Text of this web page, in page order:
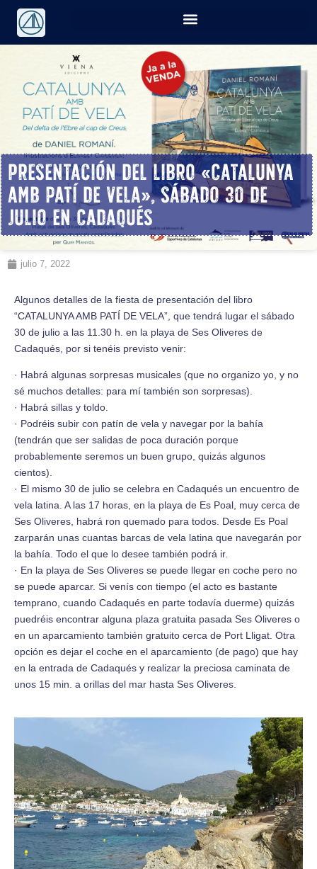
Presentación del libro «Catalunya
amb patí de vela», sábado 30 de
Julio en Cadaqués
julio 7, 2022
Algunos detalles de la fiesta de presentación del libro
“CATALUNYA AMB PATÍ DE VELA”, que tendrá lugar el sábado
30 de julio a las 11.30 h. en la playa de Ses Oliveres de
Cadaqués, por si tenéis previsto venir:
· Habrá algunas sorpresas musicales (que no organizo yo, y no
sé muchos detalles: para mí también son sorpresas).
· Habrá sillas y toldo.
· Podréis subir con patín de vela y navegar por la bahía
(tendrán que ser salidas de poca duración porque
probablemente seremos un buen grupo, quizás algunos
cientos).
· El mismo 30 de julio se celebra en Cadaqués un encuentro de
vela latina. A las 17 horas, en la playa de Es Poal, muy cerca de
Ses Oliveres, habrá ron quemado para todos. Desde Es Poal
zarparán unas cuantas barcas de vela latina que navegarán por
la bahía. Todo el que lo desee también podrá ir.
· En la playa de Ses Oliveres se puede llegar en coche pero no
se puede aparcar. Si venís con tiempo (el acto es bastante
temprano, cuando Cadaqués en parte todavía duerme) quizás
puedréis encontrar alguna plaza gratuita pasada Ses Oliveres o
en un aparcamiento también gratuito cerca de Port Lligat. Otra
opción es dejar el coche en el aparcamiento (de pago) que hay
en la entrada de Cadaqués y realizar la preciosa caminata de
unos 15 min. a orillas del mar hasta Ses Oliveres.